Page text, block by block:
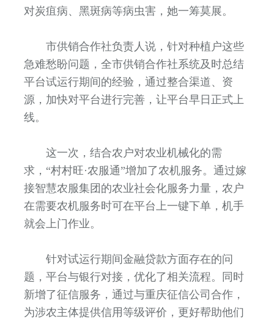
对炭疽病、黑斑病等病虫害，她一筹莫展。
市供销合作社负责人说，针对种植户这些
急难愁盼问题，全市供销合作社系统及时总结
平台试运行期间的经验，通过整合渠道、资
源，加快对平台进行完善，让平台早日正式上
线。
这一次，结合农户对农业机械化的需
求，“村村旺·农服通”增加了农机服务。通过嫁
接智慧农服集团的农业社会化服务力量，农户
在需要农机服务时可在平台上一键下单，机手
就会上门作业。
针对试运行期间金融贷款方面存在的问
题，平台与银行对接，优化了相关流程。同时
新增了征信服务，通过与重庆征信公司合作，
为涉农主体提供信用等级评价，更好帮助他们